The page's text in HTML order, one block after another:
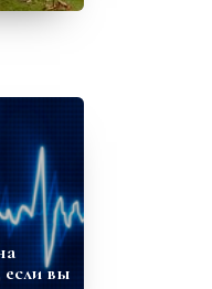
вы